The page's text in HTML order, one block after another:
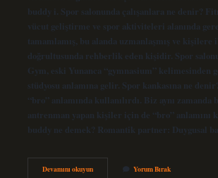
buddy i. Spor salonunda çalışanlara ne denir?
vücut geliştirme ve spor aktiviteleri alanında
tamamlamış, bu alanda uzmanlaşmış ve kişilere
doğrultusunda rehberlik eden kişidir. Spor
Gym, eski Yunanca “gymnasium” kelimesinden
stüdyosu anlamına gelir. Spor kankasına ne
“bro” anlamında kullanılırdı. Biz aynı zamanda
antrenman yapan kişiler için de “bro” anlamını
buddy ne demek? Romantik partner: Duygusal
Devamını okuyunSpor
Yorum Bırak